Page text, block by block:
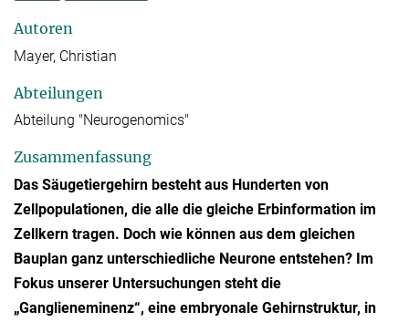
Autoren
Mayer, Christian
Abteilungen
Abteilung "Neurogenomics"
Zusammenfassung
Das Säugetiergehirn besteht aus Hunderten von
Zellpopulationen, die alle die gleiche Erbinformation im
Zellkern tragen. Doch wie können aus dem gleichen
Bauplan ganz unterschiedliche Neurone entstehen? Im
Fokus unserer Untersuchungen steht die
„Ganglieneminenz“, eine embryonale Gehirnstruktur, in